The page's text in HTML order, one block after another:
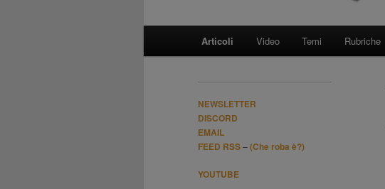
Vai
contenuto
principale
Vai
contenuto
secondario
Articoli Video Temi Rubriche
NEWSLETTER
DISCORD
EMAIL
FEED RSS–(Che roba è?)
YOUTUBE